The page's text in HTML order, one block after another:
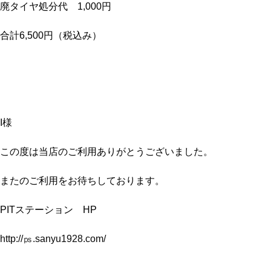
廃タイヤ処分代 1,000円
合計6,500円（税込み）
I様
この度は当店のご利用ありがとうございました。
またのご利用をお待ちしております。
PITステーション HP
http://㎰.sanyu1928.com/